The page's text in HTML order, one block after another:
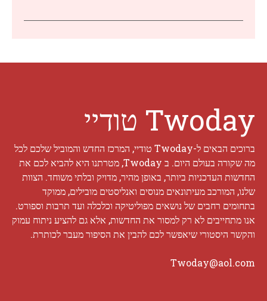
Twoday טודיי
ברוכים הבאים ל-Twoday טודיי, המרכז החדש והמוביל שלכם לכל
מה שקורה בעולם היום. ב Twoday, מטרתנו היא להביא לכם את
החדשות העדכניות ביותר, באופן מהיר, מדויק ובלתי משוחד. הצוות
שלנו, המורכב מעיתונאים מנוסים ואנליסטים מובילים, ממוקד
בתחומים רחבים של נושאים מפוליטיקה וכלכלה ועד תרבות וספורט.
אנו מתחייבים לא רק למסור את החדשות, אלא גם להציע ניתוח עמוק
והקשר היסטורי שיאפשר לכם להבין את הסיפור מעבר לכותרת.
Twoday@aol.com